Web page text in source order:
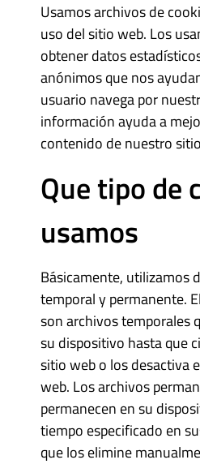
Usamos archivos de
uso del sitio web. Los
obtener datos
anónimos que nos
usuario navega por
información ayuda a
contenido de nuestro
Que tipo de
usamos
Básicamente, utilizamos
temporal y permanente.
son archivos temporales
su dispositivo hasta que
sitio web o los desactiva
web. Los archivos
permanecen en su
tiempo especificado en
que los elimine